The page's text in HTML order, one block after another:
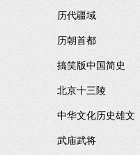
历代疆域
历朝首都
搞笑版中国简史
北京十三陵
中华文化历史雄文
武庙武将